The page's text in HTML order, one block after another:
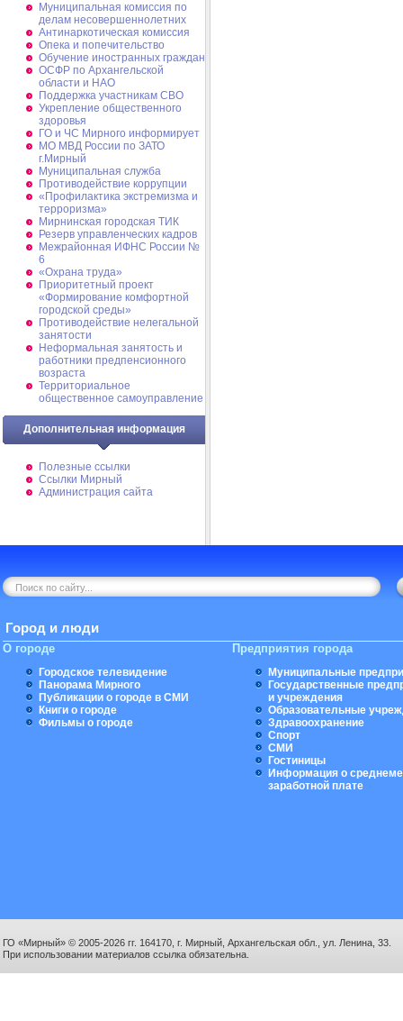
Муниципальная комиссия по
делам несовершеннолетних
Антинаркотическая комиссия
Опека и попечительство
Обучение иностранных граждан
ОСФР по Архангельской
области и НАО
Поддержка участникам СВО
Укрепление общественного
здоровья
ГО и ЧС Мирного информирует
МО МВД России по ЗАТО
г.Мирный
Муниципальная cлужба
Противодействие коррупции
«Профилактика экстремизма и
терроризма»
Мирнинская городская ТИК
Резерв управленческих кадров
Межрайонная ИФНС России №
6
«Охрана труда»
Приоритетный проект
«Формирование комфортной
городской среды»
Противодействие нелегальной
занятости
Неформальная занятость и
работники предпенсионного
возраста
Территориальное
общественное самоуправление
Дополнительная информация
Полезные ссылки
Ссылки Мирный
Администрация сайта
Город и люди
О городе
Городское телевидение
Панорама Мирного
Публикации о городе в СМИ
Книги о городе
Фильмы о городе
Предприятия города
Муниципальные
Государственные
и учреждения
Образовательные
Здравоохранение
Спорт
СМИ
Гостиницы
Информация о
заработной плате
ГО «Мирный» © 2005-2026 гг. 164170, г. Мирный, Архангельская обл., ул. Ленина, 33.
При использовании материалов ссылка обязательна.